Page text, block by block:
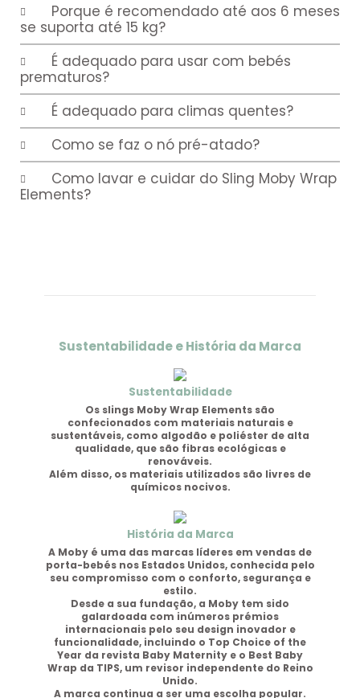
Porque é recomendado até aos 6 meses
se suporta até 15 kg?
É adequado para usar com bebés
prematuros?
É adequado para climas quentes?
Como se faz o nó pré-atado?
Como lavar e cuidar do Sling Moby Wrap
Elements?
Sustentabilidade e História da Marca
Sustentabilidade
Os slings Moby Wrap Elements são
confecionados com materiais naturais e
sustentáveis, como algodão e poliéster de alta
qualidade, que são fibras ecológicas e
renováveis.
Além disso, os materiais utilizados são livres de
químicos nocivos.
História da Marca
A Moby é uma das marcas líderes em vendas de
porta-bebés nos Estados Unidos, conhecida pelo
seu compromisso com o conforto, segurança e
estilo.
Desde a sua fundação, a Moby tem sido
galardoada com inúmeros prémios
internacionais pelo seu design inovador e
funcionalidade, incluindo o Top Choice of the
Year da revista Baby Maternity e o Best Baby
Wrap da TIPS, um revisor independente do Reino
Unido.
A marca continua a ser uma escolha popular.